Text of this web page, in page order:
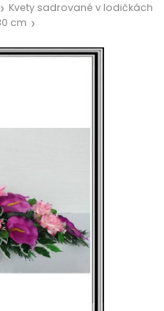
Kvety sadrované v lodičkách
cm